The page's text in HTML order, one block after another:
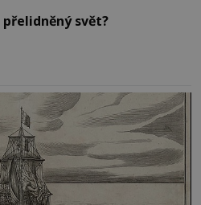
přelidněný svět?